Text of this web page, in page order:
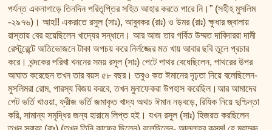
শায়খ আহমদ মুসা জিবরীলের বই সমূহ
পর্যন্ত একনাগাড়ে তিনদিন পরিতৃপ্তির সহিত আহার করতে পারে নি।” (সহীহ মুসলিম
-২৯৭৬)। আহ!! একরাতে রসুল (সাঃ), আবুবকর (রাঃ) ও উমর (রাঃ) ক্ষুধার জ্বালায়
রাস্তায় বের হয়েছিলেন খাদ্যের সন্ধানে। আর আজ তার গর্বিত উম্মত দাবিদাররা দামী
রেস্টুরেন্টে অতিভোজনে টাকা অপচয় করে নির্লজ্জের মত খায় আবার ছবি তুলে প্রচার
করে। খন্দকের পরিখা খননের সময় রসুল (সাঃ) পেটে পাথর বেধেছিলেন, পাথরের উপর
আঘাত করেছেন তখন তার বয়স ৫৮ বছর। তবুও কত ঈমানের দৃঢ়তা নিয়ে বলেছিলেন-
মুসলিমরা রোম, পারস্য বিজয় করবে, তখন মুনাফেকরা উপহাস করেছিল।আর আমাদের
পেট ভর্তি খাওয়া, ফ্রীজ ভর্তি জমাকৃত খাদ্য অথচ ঈমান নড়বড়ে, রিযিক নিয়ে দুশ্চিন্তা
করি, সামান্য সমৃদ্ধির জন্য হারামে লিপ্ত হই। যখন রসুল (সাঃ) হিজরত করছিলেন